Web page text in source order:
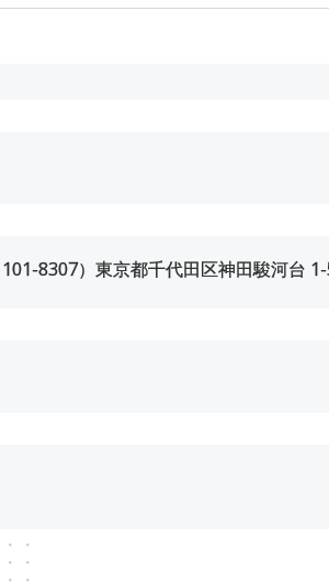
8307）東京都千代田区神田駿河台